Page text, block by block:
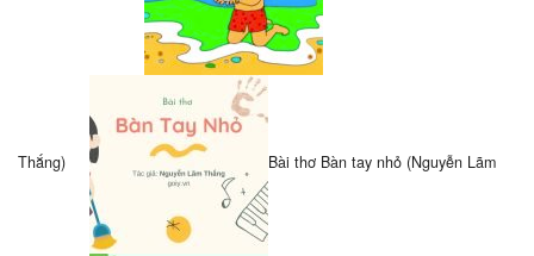
Thắng) Bài thơ Bàn tay nhỏ (Nguyễn Lãm